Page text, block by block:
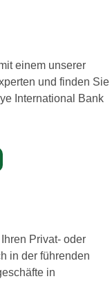
einem unserer
und finden Sie
International Bank
Privat- oder
in der führenden
in